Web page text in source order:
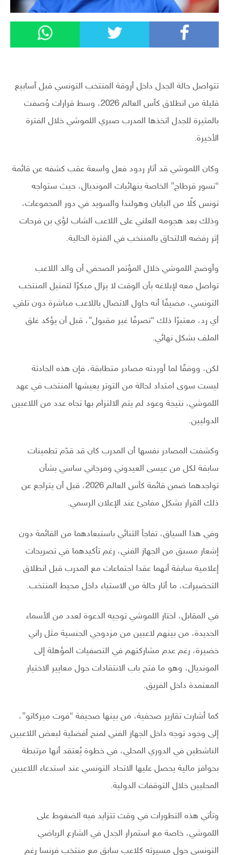
تتواصل حالة الجدل داخل أروقة المنتخب التونسي قبل أسابيع
قليلة من انطلاق كأس العالم 2026، وسط قرارات وُصفت
بالمثيرة للجدل اتخذها المدرب صبري اللموشي خلال الفترة
الأخيرة.
وكان اللموشي قد أثار ردود فعل واسعة عقب كشفه عن قائمة
“نسور قرطاج” الخاصة بنهائيات المونديال، حيث ستواجه
تونس كلًا من اليابان وهولندا والسويد في دور المجموعات،
وذلك بعد هجومه العلني على اللاعب الشاب لؤي بن فرحات
إثر رفضه الالتحاق بالمنتخب في الفترة الحالية.
وأوضح اللموشي خلال المؤتمر الصحفي أن والد اللاعب
تواصل معه لإبلاغه بأن الوقت لا يزال مبكرًا لتمثيل المنتخب
التونسي، مضيفًا أنه حاول الاتصال باللاعب مباشرة دون تلقي
أي رد، معتبرًا ذلك “تصرفًا غير مقبول”، قبل أن يؤكد غلق
الملف بشكل نهائي.
لكن، ووفقًا لما أوردته مصادر متطابقة، فإن هذه الحادثة
ليست سوى امتداد لحالة من التوتر يعيشها المنتخب في عهد
اللموشي، نتيجة وعود لم يتم الالتزام بها تجاه عدد من اللاعبين
الدوليين.
وكشفت المصادر نفسها أن المدرب كان قد قدّم تطمينات
سابقة لكل من عيسى العيدوني وفرجاني ساسي بشأن
تواجدهما ضمن قائمة كأس العالم 2026، قبل أن يتراجع عن
ذلك القرار بشكل مفاجئ عند الإعلان الرسمي.
وفي هذا السياق، تفاجأ الثنائي باستبعادهما من القائمة دون
إشعار مسبق من الجهاز الفني، رغم تأكيدهما في تصريحات
إعلامية سابقة أنهما عقدا اجتماعات مع المدرب قبل انطلاق
التحضيرات، ما أثار حالة من الاستياء داخل محيط المنتخب.
في المقابل، اختار اللموشي توجيه الدعوة لعدد من الأسماء
الجديدة، من بينهم لاعبين من مزدوجي الجنسية مثل راني
خضيرة، رغم عدم مشاركتهم في التصفيات المؤهلة إلى
المونديال، وهو ما فتح باب الانتقادات حول معايير الاختيار
المعتمدة داخل الفريق.
كما أشارت تقارير صحفية، من بينها صحيفة “فوت ميركاتو”،
إلى وجود توجه داخل الجهاز الفني لمنح أفضلية لبعض اللاعبين
الناشطين في الدوري المحلي، في خطوة يُعتقد أنها مرتبطة
بحوافز مالية يحصل عليها الاتحاد التونسي عند استدعاء اللاعبين
المحليين خلال التوقفات الدولية.
وتأتي هذه التطورات في وقت تتزايد فيه الضغوط على
اللموشي، خاصة مع استمرار الجدل في الشارع الرياضي
التونسي حول مسيرته كلاعب سابق مع منتخب فرنسا رغم